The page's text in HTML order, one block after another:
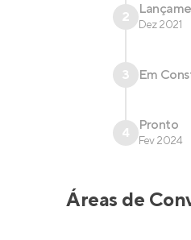
2 Dez 2021
3 Em
4 Pronto
Fev 2024
Áreas de